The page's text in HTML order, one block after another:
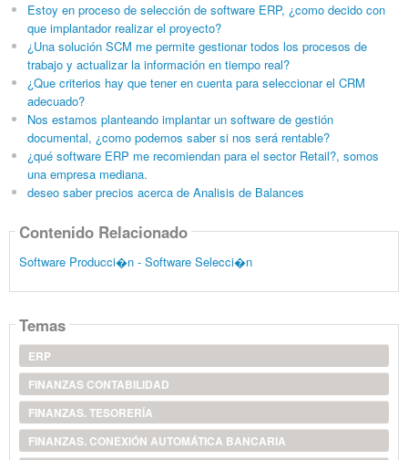
Estoy en proceso de selección de software ERP, ¿como decido con
que implantador realizar el proyecto?
¿Una solución SCM me permite gestionar todos los procesos de
trabajo y actualizar la información en tiempo real?
¿Que criterios hay que tener en cuenta para seleccionar el CRM
adecuado?
Nos estamos planteando implantar un software de gestión
documental, ¿como podemos saber si nos será rentable?
¿qué software ERP me recomiendan para el sector Retail?, somos
una empresa mediana.
deseo saber precios acerca de Analisis de Balances
Contenido Relacionado
Software Producci�n - Software Selecci�n
Temas
ERP
FINANZAS CONTABILIDAD
FINANZAS. TESORERÍA
FINANZAS. CONEXIÓN AUTOMÁTICA BANCARIA